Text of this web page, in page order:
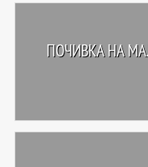
ПОЧИВКА НА